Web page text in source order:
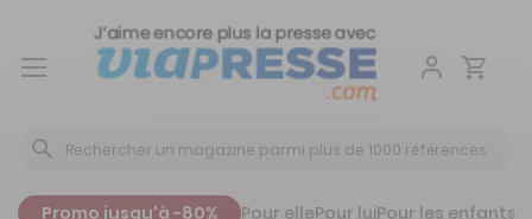
Aller
Promo jusqu'à -80% Pour ellePour luiPour les enfants